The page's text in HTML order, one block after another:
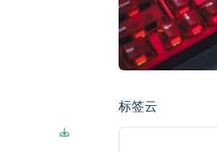
标签云